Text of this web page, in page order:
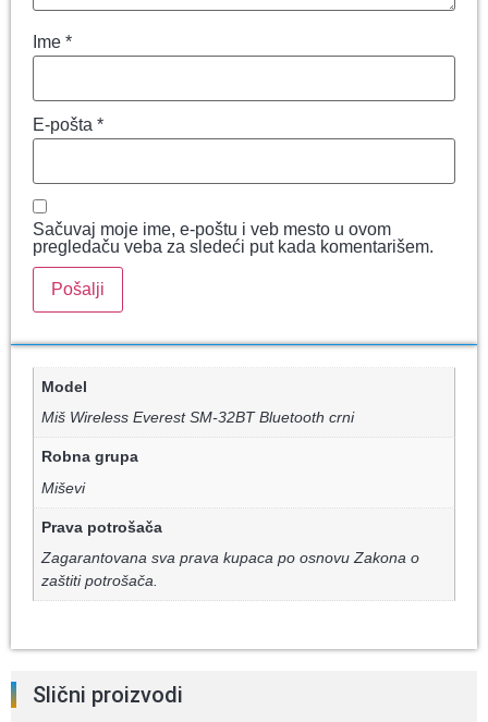
Ime *
E-pošta *
Sačuvaj moje ime, e-poštu i veb mesto u ovom
pregledaču veba za sledeći put kada komentarišem.
Model
Miš Wireless Everest SM-32BT Bluetooth crni
Robna grupa
Miševi
Prava potrošača
Zagarantovana sva prava kupaca po osnovu Zakona o
zaštiti potrošača.
Slični proizvodi